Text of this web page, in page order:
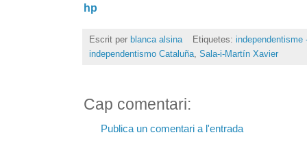
hp
Escrit per blanca alsina Etiquetes: independentisme
independentismo Cataluña, Sala-i-Martín Xavier
Cap comentari:
Publica un comentari a l'entrada